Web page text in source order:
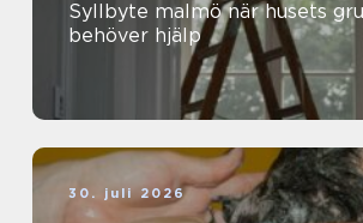
Syllbyte malmö när husets grund
behöver hjälp
30. juli 2026